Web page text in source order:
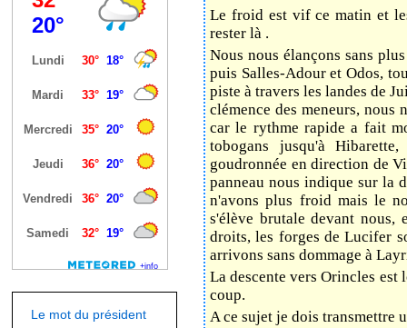
Le mot du président
Le froid est vif ce matin et
rester là .
Nous nous élançons sans
puis Salles-Adour et Odos,
piste à travers les landes de
clémence des meneurs,
car le rythme rapide a fait
tobogans jusqu'à
goudronnée en direction de
panneau nous indique sur la
n'avons plus froid mais le
s'élève brutale devant nous,
droits, les forges de Lucifer
arrivons sans dommage à
La descente vers Orincles est
coup.
A ce sujet je dois transmettre